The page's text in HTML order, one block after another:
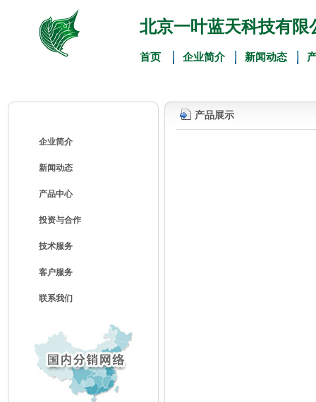
北京一叶蓝天科技有限
首页 企业简介 新闻动态
企业简介
新闻动态
产品中心
投资与合作
技术服务
客户服务
联系我们
产品展示